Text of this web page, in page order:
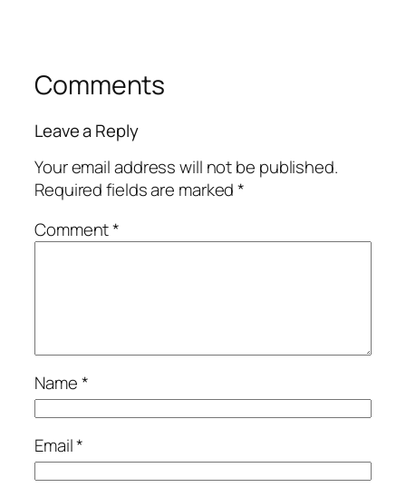
Comments
Leave a Reply
Your email address will not be published.
Required fields are marked*
Comment*
Name*
Email*